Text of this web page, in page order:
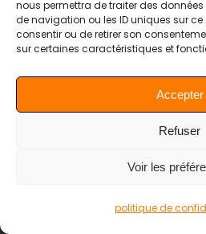
nous permettra de traiter des
de navigation ou les ID uniques sur ce
consentir ou de retirer son
sur certaines caractéristiques et
Accepter
Refuser
Voir les
politique de
supprimer leurs
gestionnaires du site
Les droits
avez sur vos